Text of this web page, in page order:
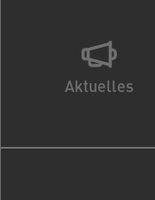
Aktuelles